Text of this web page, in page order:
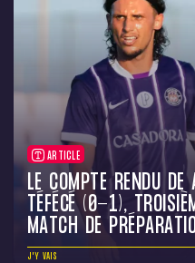
ARTICLE
LE COMPTE RENDU
TÉFÉCÉ (0-1),
MATCH DE
J'Y VAIS